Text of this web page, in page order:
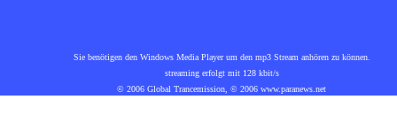
Sie benötigen den Windows Media Player um den mp3 Stream anhören zu können.
streaming erfolgt mit 128 kbit/s
© 2006 Global Trancemission, © 2006 www.paranews.net